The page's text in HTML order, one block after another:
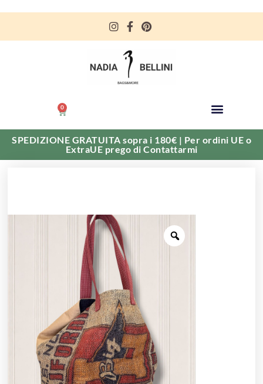
0
SPEDIZIONE GRATUITA sopra i 180€ | Per ordini UE o
ExtraUE prego di Contattarmi